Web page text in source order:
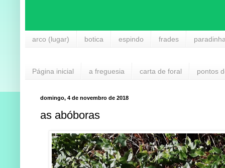
arco (lugar) botica espindo frades
Página inicial a freguesia carta de foral pontos
domingo, 4 de novembro de 2018
as abóboras